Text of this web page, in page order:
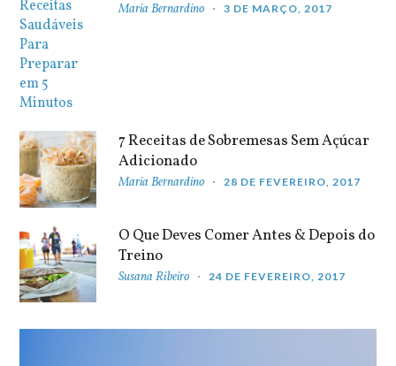
Maria Bernardino 3 DE MARÇO, 2017
7 Receitas de Sobremesas Sem Açúcar
Adicionado
Maria Bernardino 28 DE FEVEREIRO, 2017
O Que Deves Comer Antes & Depois do
Treino
Susana Ribeiro 24 DE FEVEREIRO, 2017